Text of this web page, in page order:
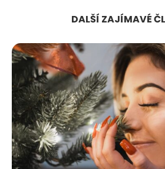
DALŠÍ ZAJÍMAVÉ